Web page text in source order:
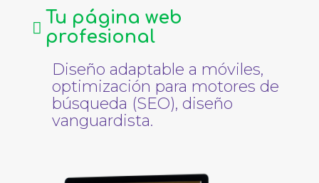
 Tu página web
profesional
Diseño adaptable a móviles,
optimización para motores de
búsqueda (SEO), diseño
vanguardista.